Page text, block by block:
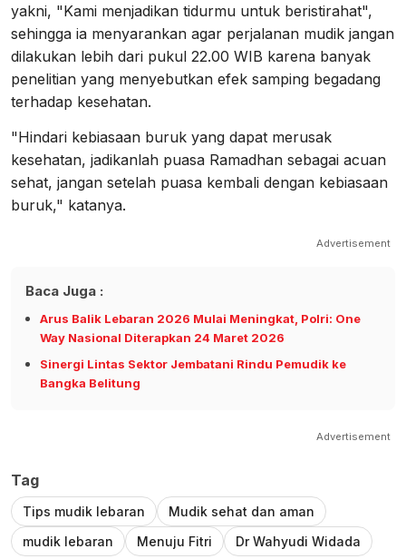
yakni, "Kami menjadikan tidurmu untuk beristirahat",
sehingga ia menyarankan agar perjalanan mudik jangan
dilakukan lebih dari pukul 22.00 WIB karena banyak
penelitian yang menyebutkan efek samping begadang
terhadap kesehatan.
"Hindari kebiasaan buruk yang dapat merusak
kesehatan, jadikanlah puasa Ramadhan sebagai acuan
sehat, jangan setelah puasa kembali dengan kebiasaan
buruk," katanya.
Advertisement
Baca Juga :
Arus Balik Lebaran 2026 Mulai Meningkat, Polri: One
Way Nasional Diterapkan 24 Maret 2026
Sinergi Lintas Sektor Jembatani Rindu Pemudik ke
Bangka Belitung
Advertisement
Tag
Tips mudik lebaran
Mudik sehat dan aman
mudik lebaran
Menuju Fitri Dr Wahyudi Widada